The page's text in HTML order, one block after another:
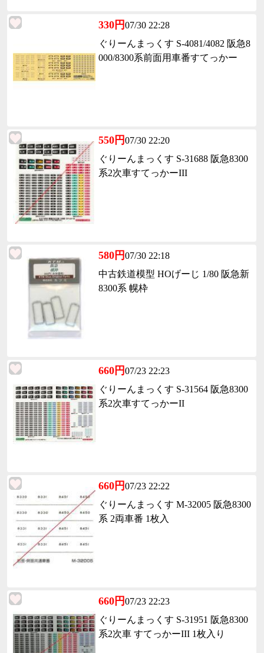
330円07/30 22:28
ぐりーんまっくす S-4081/4082 阪急8
000/8300系前面用車番すてっかー
550円07/30 22:20
ぐりーんまっくす S-31688 阪急8300
系2次車すてっかーIII
580円07/30 22:18
中古鉄道模型 HOげーじ 1/80 阪急新
8300系 幌枠
660円07/23 22:23
ぐりーんまっくす S-31564 阪急8300
系2次車すてっかーII
660円07/23 22:22
ぐりーんまっくす M-32005 阪急8300
系 2両車番 1枚入
660円07/23 22:23
ぐりーんまっくす S-31951 阪急8300
系2次車 すてっかーIII 1枚入り